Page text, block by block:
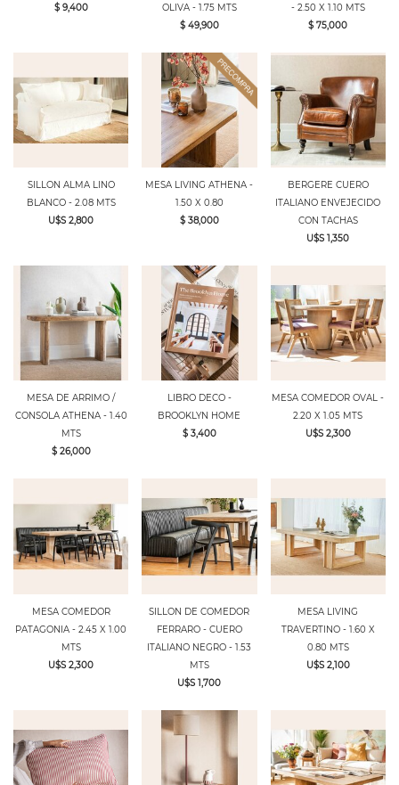
$ 9,400
OLIVA - 1.75 MTS
$ 49,900
- 2.50 X 1.10 MTS
$ 75,000
SILLON ALMA LINO
BLANCO - 2.08 MTS
U$S 2,800
MESA LIVING ATHENA -
1.50 X 0.80
$ 38,000
BERGERE CUERO
ITALIANO ENVEJECIDO
CON TACHAS
U$S 1,350
MESA DE ARRIMO /
CONSOLA ATHENA - 1.40
MTS
$ 26,000
LIBRO DECO -
BROOKLYN HOME
$ 3,400
MESA COMEDOR OVAL -
2.20 X 1.05 MTS
U$S 2,300
MESA COMEDOR
PATAGONIA - 2.45 X 1.00
MTS
U$S 2,300
SILLON DE COMEDOR
FERRARO - CUERO
ITALIANO NEGRO - 1.53
MTS
U$S 1,700
MESA LIVING
TRAVERTINO - 1.60 X
0.80 MTS
U$S 2,100